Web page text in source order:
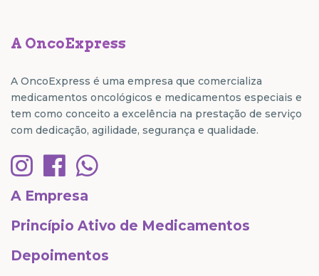
A OncoExpress
A OncoExpress é uma empresa que comercializa
medicamentos oncológicos e medicamentos especiais e
tem como conceito a excelência na prestação de serviço
com dedicação, agilidade, segurança e qualidade.
A Empresa
Princípio Ativo de Medicamentos
Depoimentos